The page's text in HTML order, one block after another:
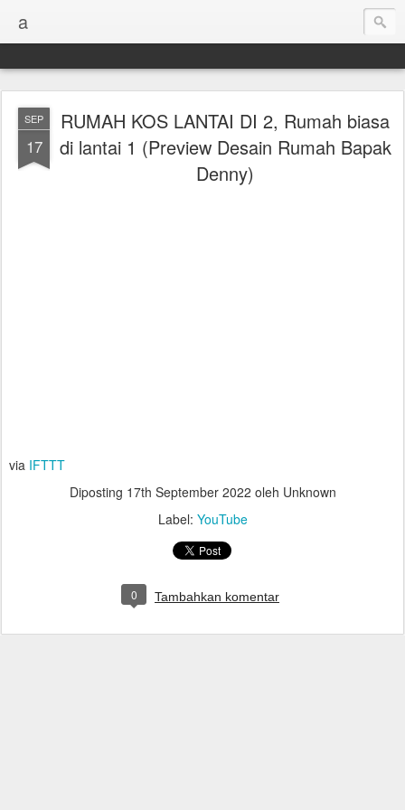
a
SEP
17
RUMAH KOS LANTAI DI 2, Rumah biasa
di lantai 1 (Preview Desain Rumah Bapak
Denny)
via IFTTT
Diposting 17th September 2022 oleh Unknown
Label: YouTube
0 Tambahkan komentar